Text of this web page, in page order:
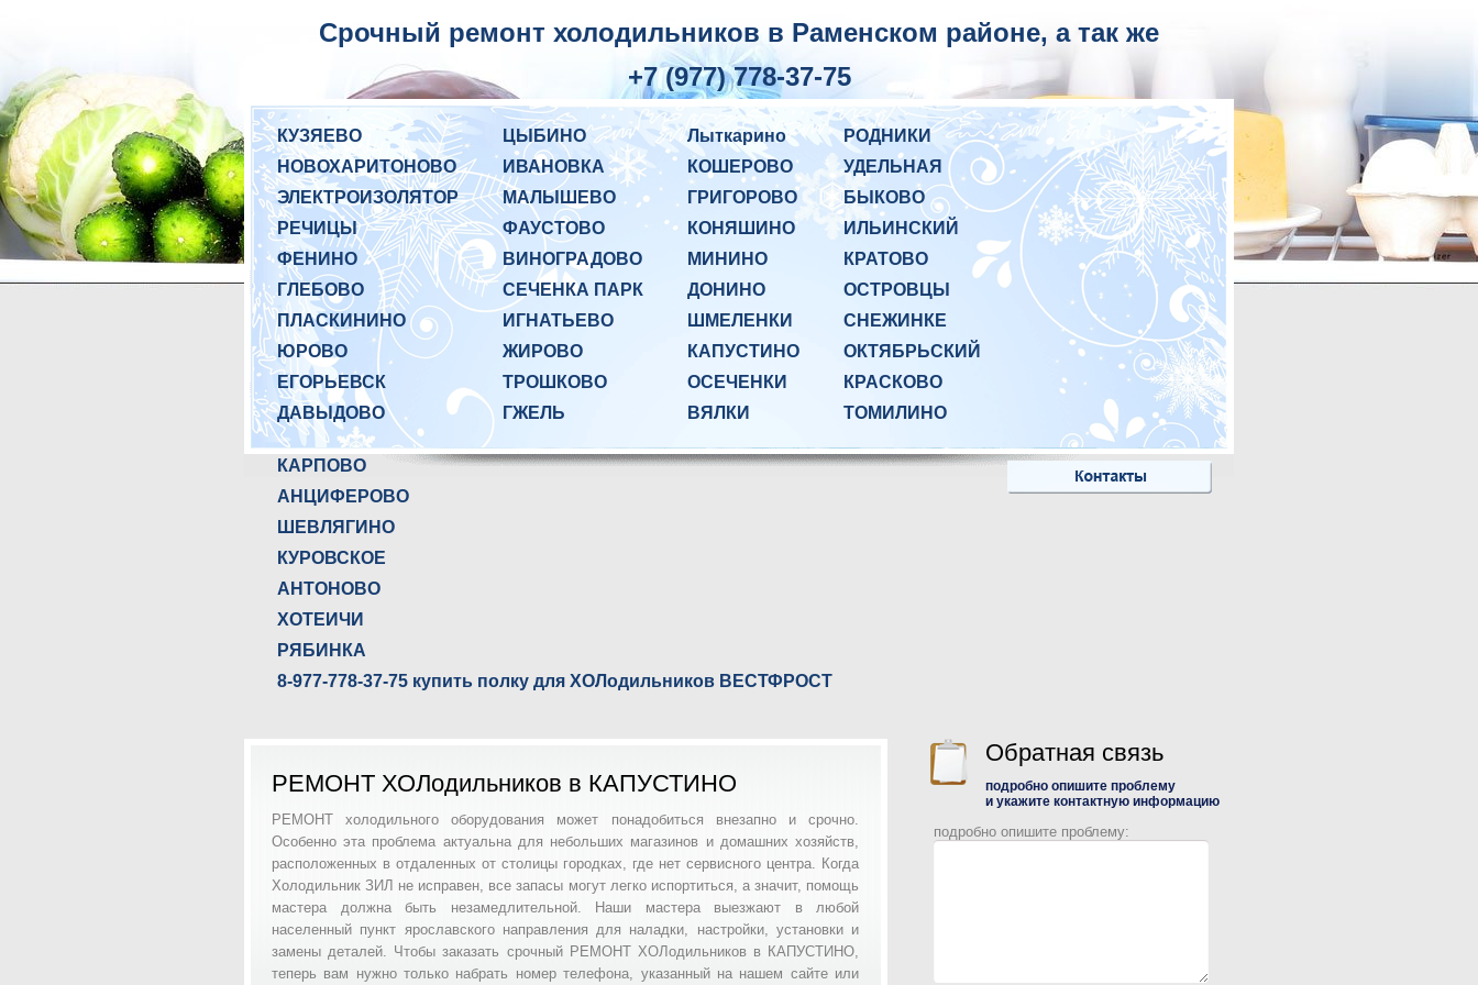
Срочный ремонт холодильников в Раменском районе, а так же
+7 (977) 778-37-75
КУЗЯЕВО
НОВОХАРИТОНОВО
ЭЛЕКТРОИЗОЛЯТОР
РЕЧИЦЫ
ФЕНИНО
ГЛЕБОВО
ПЛАСКИНИНО
ЮРОВО
ЕГОРЬЕВСК
ДАВЫДОВО
ЦЫБИНО
ИВАНОВКА
МАЛЫШЕВО
ФАУСТОВО
ВИНОГРАДОВО
СЕЧЕНКА ПАРК
ИГНАТЬЕВО
ЖИРОВО
ТРОШКОВО
ГЖЕЛЬ
Лыткарино
КОШЕРОВО
ГРИГОРОВО
КОНЯШИНО
МИНИНО
ДОНИНО
ШМЕЛЕНКИ
КАПУСТИНО
ОСЕЧЕНКИ
ВЯЛКИ
РОДНИКИ
УДЕЛЬНАЯ
БЫКОВО
ИЛЬИНСКИЙ
КРАТОВО
ОСТРОВЦЫ
СНЕЖИНКЕ
ОКТЯБРЬСКИЙ
КРАСКОВО
ТОМИЛИНО
КАРПОВО
АНЦИФЕРОВО
ШЕВЛЯГИНО
КУРОВСКОЕ
АНТОНОВО
ХОТЕИЧИ
РЯБИНКА
8-977-778-37-75 купить полку для ХОЛодильников ВЕСТФРОСТ
РЕМОНТ ХОЛодильников в КАПУСТИНО
РЕМОНТ холодильного оборудования может понадобиться внезапно и срочно.
Особенно эта проблема актуальна для небольших магазинов и домашних хозяйств,
расположенных в отдаленных от столицы городках, где нет сервисного центра. Когда
Холодильник ЗИЛ не исправен, все запасы могут легко испортиться, а значит, помощь
мастера должна быть незамедлительной. Наши мастера выезжают в любой
населенный пункт ярославского направления для наладки, настройки, установки и
замены деталей. Чтобы заказать срочный РЕМОНТ ХОЛодильников в КАПУСТИНО,
теперь вам нужно только набрать номер телефона, указанный на нашем сайте или
Обратная связь
подробно опишите проблему
и укажите контактную информацию
подробно опишите проблему: